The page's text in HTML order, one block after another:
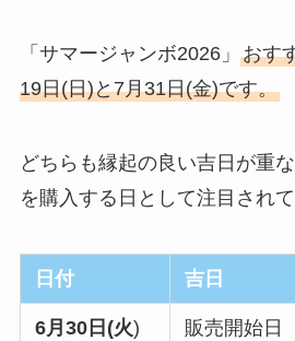
「サマージャンボ2026」 おす
19日(日)と7月31日(金)です。
どちらも縁起の良い吉日が重
を購入する日として注目されて
日付 吉日
6月30日(火) 販売開始日